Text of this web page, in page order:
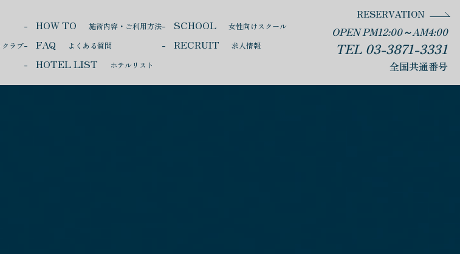
クラブ
HOW TO 施術内容・ご利用方法
FAQ よくある質問
HOTEL LIST ホテルリスト
SCHOOL 女性向けスクール
RECRUIT 求人情報
OPEN PM12:00～AM4:00
TEL 03-3871-3331
全国共通番号
RESERVATION